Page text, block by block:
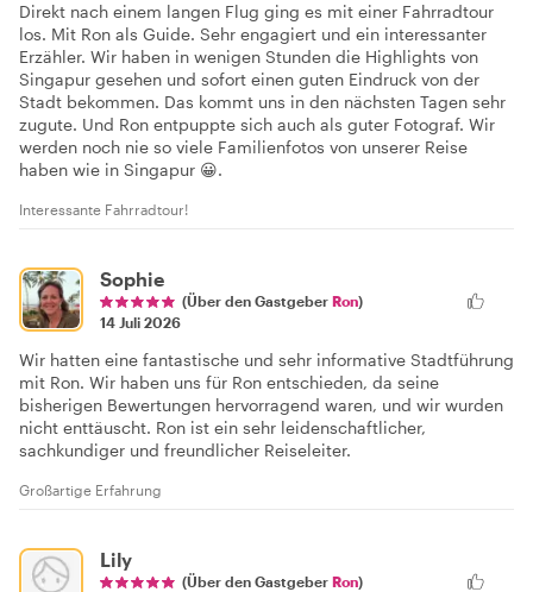
Direkt nach einem langen Flug ging es mit einer Fahrradtour
los. Mit Ron als Guide. Sehr engagiert und ein interessanter
Erzähler. Wir haben in wenigen Stunden die Highlights von
Singapur gesehen und sofort einen guten Eindruck von der
Stadt bekommen. Das kommt uns in den nächsten Tagen sehr
zugute. Und Ron entpuppte sich auch als guter Fotograf. Wir
werden noch nie so viele Familienfotos von unserer Reise
haben wie in Singapur 😀.
Interessante Fahrradtour!
Sophie
(Über den Gastgeber Ron)
14 Juli 2026
Wir hatten eine fantastische und sehr informative Stadtführung
mit Ron. Wir haben uns für Ron entschieden, da seine
bisherigen Bewertungen hervorragend waren, und wir wurden
nicht enttäuscht. Ron ist ein sehr leidenschaftlicher,
sachkundiger und freundlicher Reiseleiter.
Großartige Erfahrung
Lily
(Über den Gastgeber Ron)